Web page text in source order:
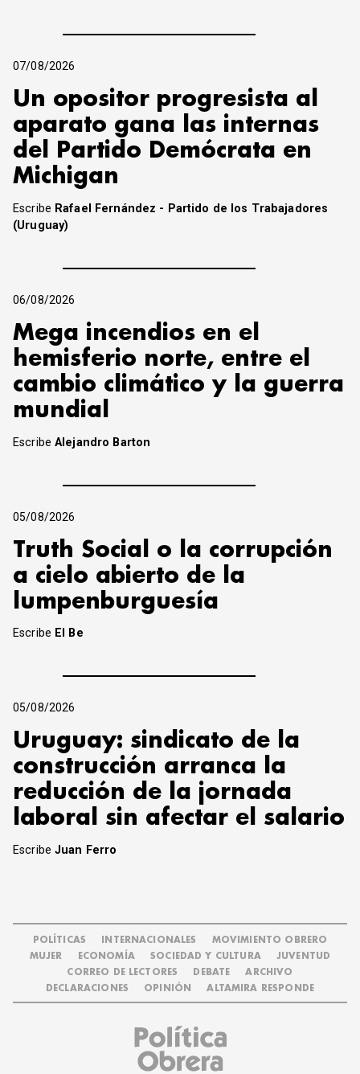
07/08/2026
Un opositor progresista al
aparato gana las internas
del Partido Demócrata en
Michigan
Escribe Rafael Fernández - Partido de los Trabajadores
(Uruguay)
06/08/2026
Mega incendios en el
hemisferio norte, entre el
cambio climático y la guerra
mundial
EscribeAlejandro Barton
05/08/2026
Truth Social o la corrupción
a cielo abierto de la
lumpenburguesía
Escribe El Be
05/08/2026
Uruguay: sindicato de la
construcción arranca la
reducción de la jornada
laboral sin afectar el salario
EscribeJuan Ferro
POLÍTICAS INTERNACIONALES
MOVIMIENTO OBRERO
MUJER
ECONOMÍA SOCIEDAD Y CULTURA
JUVENTUD
CORREO DE LECTORES
DEBATE
ARCHIVO
DECLARACIONES
OPINIÓN ALTAMIRA RESPONDE